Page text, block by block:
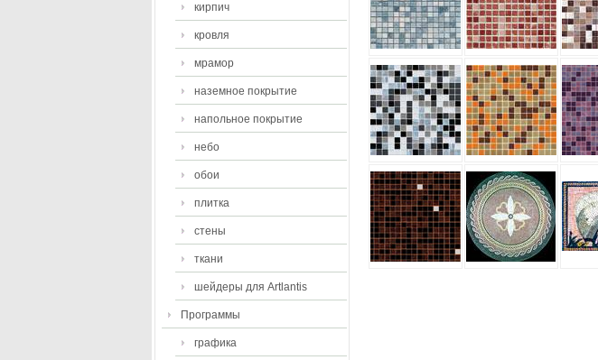
кирпич
кровля
мрамор
наземное покрытие
напольное покрытие
небо
обои
плитка
стены
ткани
шейдеры для Artlantis
Программы
графика